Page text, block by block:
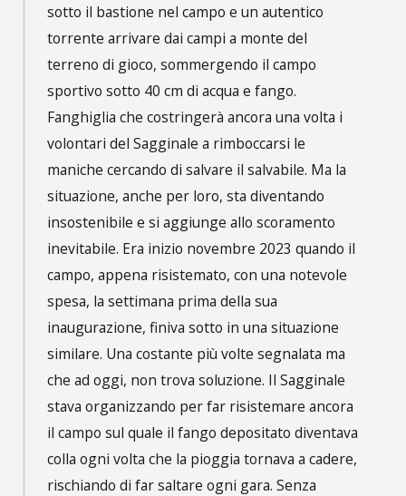
sotto il bastione nel campo e un autentico
torrente arrivare dai campi a monte del
terreno di gioco, sommergendo il campo
sportivo sotto 40 cm di acqua e fango.
Fanghiglia che costringerà ancora una volta i
volontari del Sagginale a rimboccarsi le
maniche cercando di salvare il salvabile. Ma la
situazione, anche per loro, sta diventando
insostenibile e si aggiunge allo scoramento
inevitabile. Era inizio novembre 2023 quando il
campo, appena risistemato, con una notevole
spesa, la settimana prima della sua
inaugurazione, finiva sotto in una situazione
similare. Una costante più volte segnalata ma
che ad oggi, non trova soluzione. Il Sagginale
stava organizzando per far risistemare ancora
il campo sul quale il fango depositato diventava
colla ogni volta che la pioggia tornava a cadere,
rischiando di far saltare ogni gara. Senza